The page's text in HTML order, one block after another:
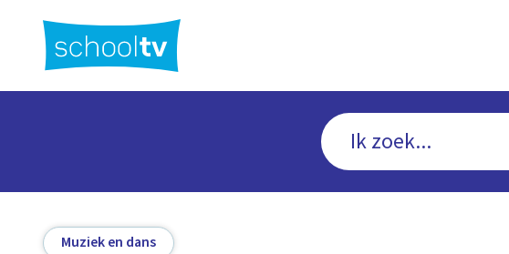
hoofdinhoud
Muziek en dans